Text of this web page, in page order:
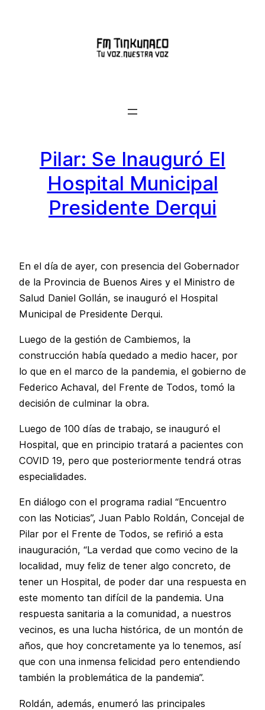
Pilar: Se Inauguró El
Hospital Municipal
Presidente Derqui
En el día de ayer, con presencia del Gobernador
de la Provincia de Buenos Aires y el Ministro de
Salud Daniel Gollán, se inauguró el Hospital
Municipal de Presidente Derqui.
Luego de la gestión de Cambiemos, la
construcción había quedado a medio hacer, por
lo que en el marco de la pandemia, el gobierno de
Federico Achaval, del Frente de Todos, tomó la
decisión de culminar la obra.
Luego de 100 días de trabajo, se inauguró el
Hospital, que en principio tratará a pacientes con
COVID 19, pero que posteriormente tendrá otras
especialidades.
En diálogo con el programa radial “Encuentro
con las Noticias”, Juan Pablo Roldán, Concejal de
Pilar por el Frente de Todos, se refirió a esta
inauguración, “La verdad que como vecino de la
localidad, muy feliz de tener algo concreto, de
tener un Hospital, de poder dar una respuesta en
este momento tan difícil de la pandemia. Una
respuesta sanitaria a la comunidad, a nuestros
vecinos, es una lucha histórica, de un montón de
años, que hoy concretamente ya lo tenemos, así
que con una inmensa felicidad pero entendiendo
también la problemática de la pandemia”.
Roldán, además, enumeró las principales